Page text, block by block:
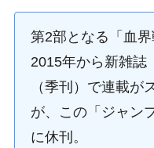
第2部となる「血界
2015年から新雑誌
（季刊）で連載が
が、この「ジャン
に休刊。